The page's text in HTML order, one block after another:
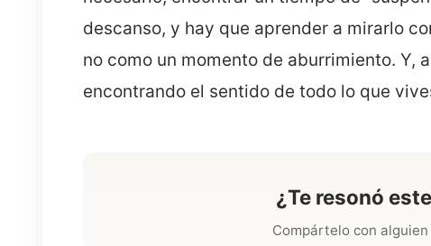
descanso, y hay que aprender a mirarlo
no como un momento de aburrimiento. Y,
encontrando el sentido de todo lo que
¿Te resonó
Compártelo con